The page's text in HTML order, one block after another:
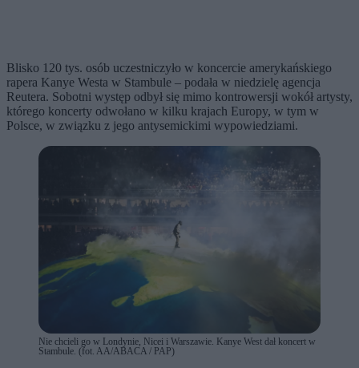
Blisko 120 tys. osób uczestniczyło w koncercie amerykańskiego
rapera Kanye Westa w Stambule – podała w niedzielę agencja
Reutera. Sobotni występ odbył się mimo kontrowersji wokół artysty,
którego koncerty odwołano w kilku krajach Europy, w tym w
Polsce, w związku z jego antysemickimi wypowiedziami.
Nie chcieli go w Londynie, Nicei i Warszawie. Kanye West dał koncert w
Stambule. (fot. AA/ABACA / PAP)